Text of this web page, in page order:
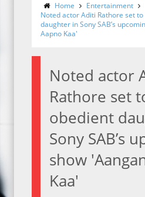
Home Entertainment
Noted actor Aditi Rathore set
daughter in Sony SAB’s
Aapno Kaa'
Noted actor
Rathore set
obedient
Sony SAB’s
show
Kaa'